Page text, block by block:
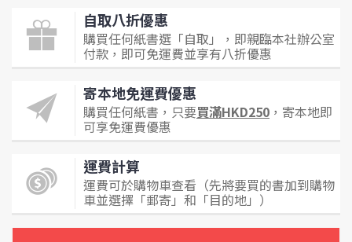
自取八折優惠
購買任何紙書選「自取」，即親臨本社辦公室
付款，即可免運費並享有八折優惠
寄本地免運費優惠
購買任何紙書，只要買滿HKD250 ，寄本地即
可享免運費優惠
運費計算
運費可於購物車查看（先將要買的書加到購物
車並選擇「郵寄」和「目的地」）